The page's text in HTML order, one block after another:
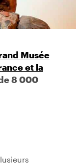
Musée
et la
8 000